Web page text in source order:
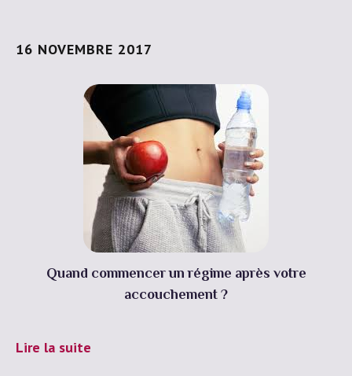
16 NOVEMBRE 2017
Quand commencer un régime après votre
accouchement ?
Lire la suite